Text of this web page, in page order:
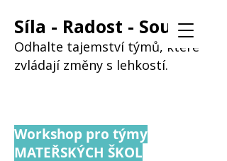
Síla - Radost - Soucit
Odhalte tajemství týmů, které
zvládají změny s lehkostí.
Workshop pro týmy
MATEŘSKÝCH ŠKOL